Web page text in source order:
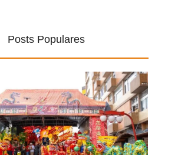
Posts Populares